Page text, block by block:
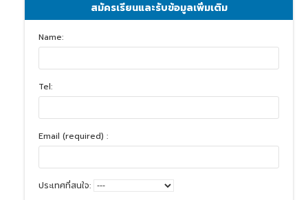
สมัครเรียนและรับข้อมูลเพิ่มเติม
Name:
Tel:
Email (required) :
ประเทศที่สนใจ: